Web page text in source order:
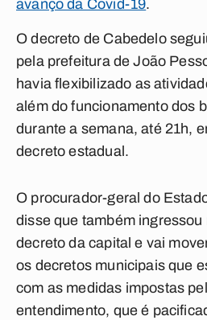
avanço da Covid-19.
O decreto de Cabedelo
pela prefeitura de João
havia flexibilizado as
além do funcionamento dos
durante a semana, até 21h,
decreto estadual.
O procurador-geral do
disse que também
decreto da capital e vai
os decretos municipais que
com as medidas impostas
entendimento, que é